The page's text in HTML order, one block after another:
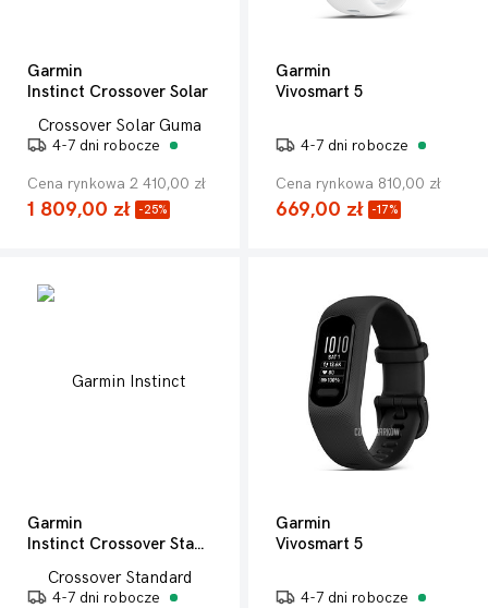
Garmin
Instinct Crossover Solar
4-7 dni robocze
Cena rynkowa 2 410,00 zł
1 809,00 zł -25%
Garmin
Vivosmart 5
4-7 dni robocze
Cena rynkowa 810,00 zł
669,00 zł -17%
Garmin
Instinct Crossover Standard Edition
4-7 dni robocze
Garmin
Vivosmart 5
4-7 dni robocze